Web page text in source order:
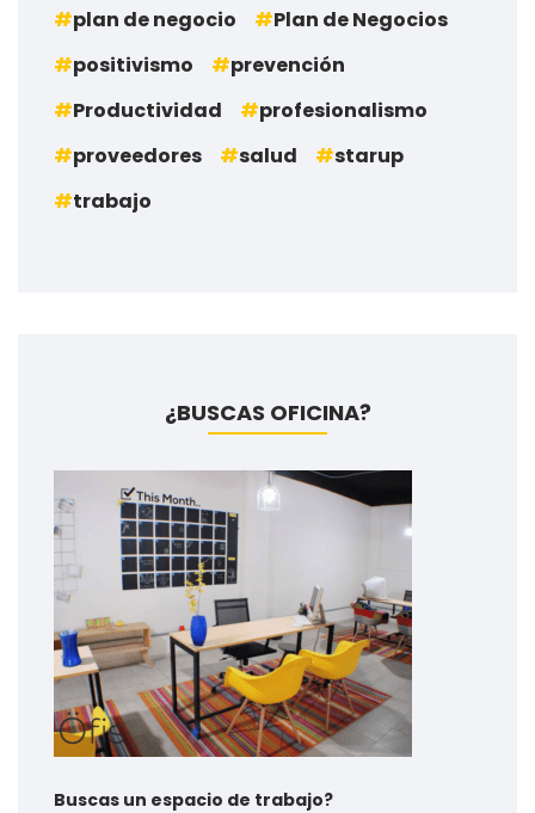
plan de negocio
Plan de Negocios
positivismo
prevención
Productividad
profesionalismo
proveedores
salud
starup
trabajo
¿BUSCAS OFICINA?
Buscas un espacio de trabajo?